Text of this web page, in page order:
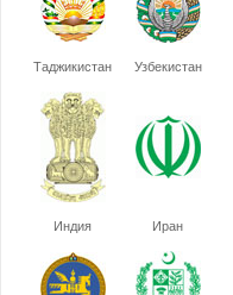
Таджикистан Узбекистан
Индия Иран